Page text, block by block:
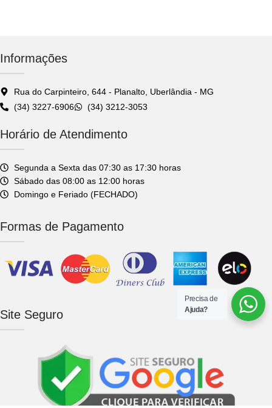
Informações
Rua do Carpinteiro, 644 - Planalto, Uberlândia - MG
(34) 3227-6906
(34) 3212-3053
Horário de Atendimento
Segunda a Sexta das 07:30 as 17:30 horas
Sábado das 08:00 as 12:00 horas
Domingo e Feriado (FECHADO)
Formas de Pagamento
Site Seguro
Precisa de
Ajuda?